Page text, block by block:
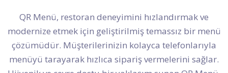
QR Menü, restoran deneyimini hızlandırmak ve
modernize etmek için geliştirilmiş temassız bir menü
çözümüdür. Müşterilerinizin kolayca telefonlarıyla
menüyü tarayarak hızlıca sipariş vermelerini sağlar.